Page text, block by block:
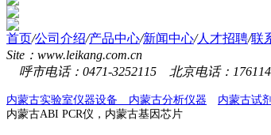
首页/公司介绍/产品中心/新闻中心/人才招聘/联
Site：www.leikang.com.cn
呼市电话：0471-3252115 北京电话：
内蒙古实验室仪器设备 内蒙古分析仪器 内蒙古试
内蒙古ABI PCR仪，内蒙古基因芯片